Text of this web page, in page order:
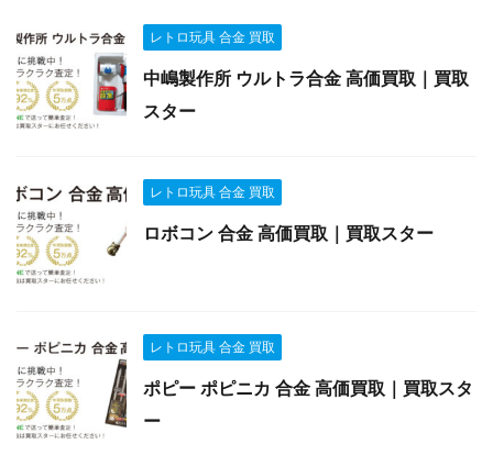
レトロ玩具 合金 買取
中嶋製作所 ウルトラ合金 高価買取｜買取
スター
レトロ玩具 合金 買取
ロボコン 合金 高価買取｜買取スター
レトロ玩具 合金 買取
ポピー ポピニカ 合金 高価買取｜買取スタ
ー